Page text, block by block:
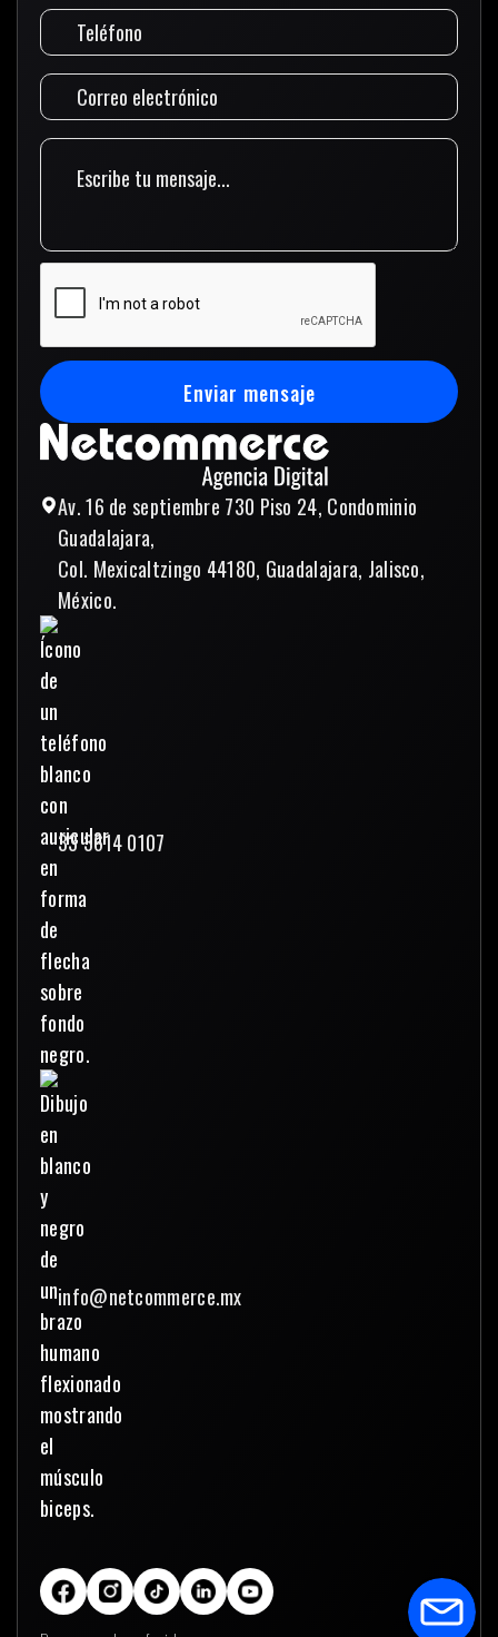
Av. 16 de septiembre 730 Piso 24, Condominio
Guadalajara,
Col. Mexicaltzingo 44180, Guadalajara, Jalisco,
México.
33 3614 0107
info@netcommerce.mx
Enviar mensaje
Enviar mensaje